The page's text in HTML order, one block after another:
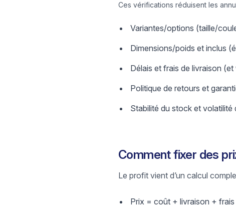
Ces vérifications réduisent les
Variantes/options (taille/
Dimensions/poids et inclus
Délais et frais de livraison
Politique de retours et
Stabilité du stock et volatilité
Comment fixer des
Le profit vient d’un calcul
Prix = coût + livraison +